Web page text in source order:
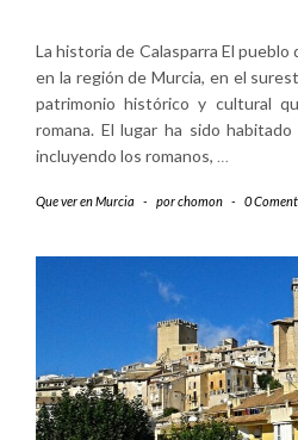
La historia de Calasparra El
en la región de Murcia, en el
patrimonio histórico y cultural
romana. El lugar ha sido
incluyendo los romanos, …
Que ver en Murcia - porchomon - 0